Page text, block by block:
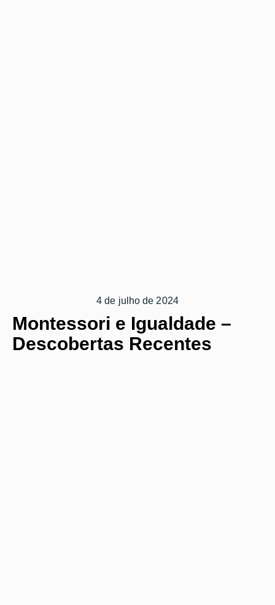
4 de julho de 2024
Montessori e Igualdade –
Descobertas Recentes